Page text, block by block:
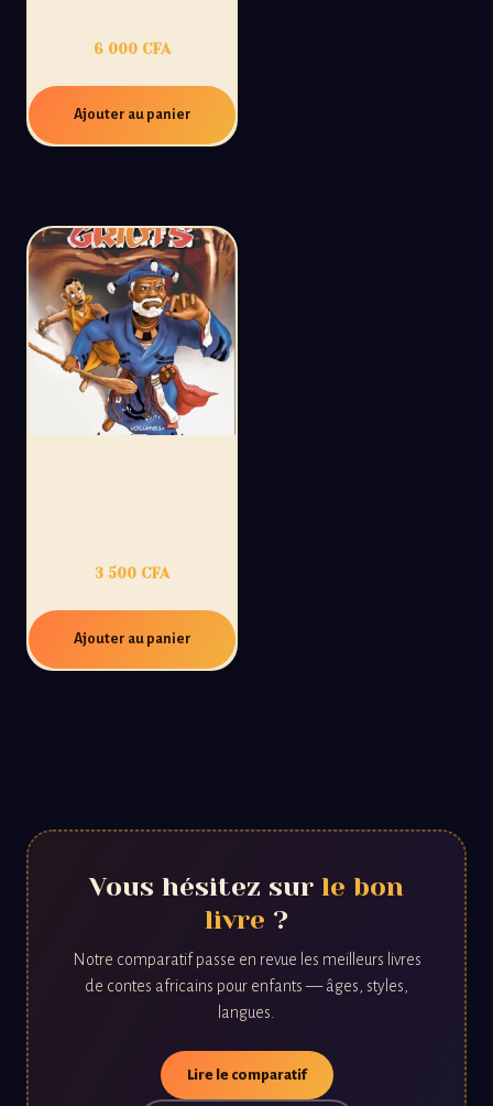
6 000 CFA
Ajouter au panier
3 500 CFA
Ajouter au panier
Vous hésitez sur le bon
livre ?
Notre comparatif passe en revue les meilleurs livres
de contes africains pour enfants — âges, styles,
langues.
Lire le comparatif